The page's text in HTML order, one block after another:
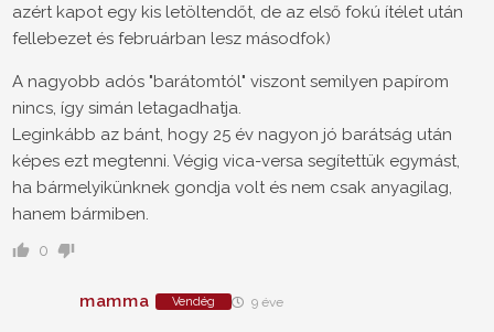
azért kapot egy kis letöltendőt, de az első fokú ítélet után
fellebezet és februárban lesz másodfok)
A nagyobb adós "barátomtól" viszont semilyen papírom
nincs, így simán letagadhatja.
Leginkább az bánt, hogy 25 év nagyon jó barátság után
képes ezt megtenni. Végig vica-versa segítettük egymást,
ha bármelyikünknek gondja volt és nem csak anyagilag,
hanem bármiben.
0
mamma Vendég 9 éve